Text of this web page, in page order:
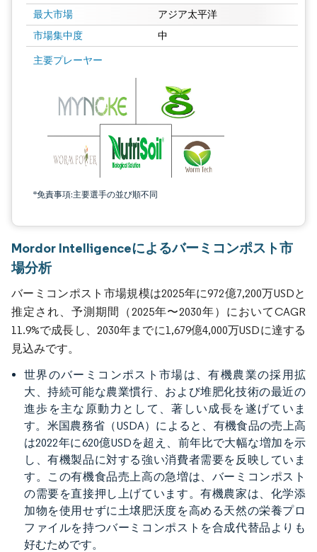
最大市場 アジア太平洋
市場集中度 中
主要プレーヤー
*免責事項:主要選手の並び順不同
Mordor Intelligenceによるバーミコンポスト市
場分析
バーミコンポスト市場規模は2025年に972億7,200万USDと
推定され、予測期間（2025年〜2030年）においてCAGR
11.9%で成長し、2030年までに1,679億4,000万USDに達する
見込みです。
世界のバーミコンポスト市場は、有機農業の採用拡
大、持続可能な農業慣行、および堆肥化技術の最近の
進歩を主な原動力として、著しい成長を遂げていま
す。米国農務省（USDA）によると、有機食品の売上高
は2022年に620億USDを超え、前年比で大幅な増加を示
し、有機製品に対する強い消費者需要を反映していま
す。この有機食品売上高の急増は、バーミコンポスト
の需要を直接押し上げています。有機農家は、化学添
加物を使用せずに土壌肥沃度を高める天然の栄養プロ
ファイルを持つバーミコンポストを合成代替品よりも
好むためです。